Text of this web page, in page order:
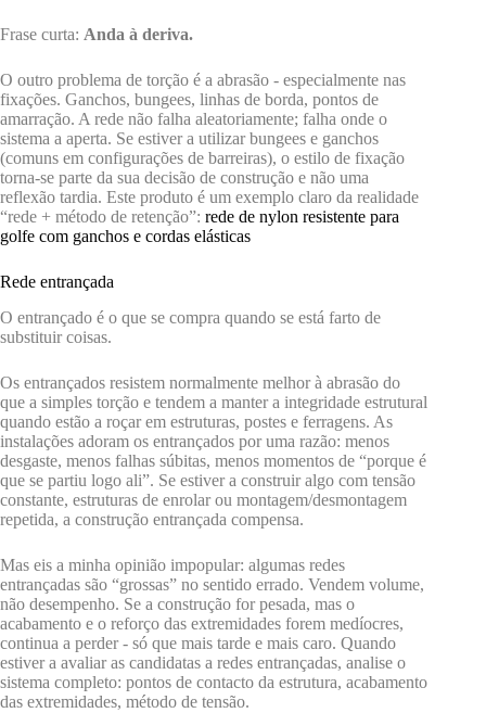
Frase curta: Anda à deriva.
O outro problema de torção é a abrasão - especialmente nas
fixações. Ganchos, bungees, linhas de borda, pontos de
amarração. A rede não falha aleatoriamente; falha onde o
sistema a aperta. Se estiver a utilizar bungees e ganchos
(comuns em configurações de barreiras), o estilo de fixação
torna-se parte da sua decisão de construção e não uma
reflexão tardia. Este produto é um exemplo claro da realidade
“rede + método de retenção”: rede de nylon resistente para
golfe com ganchos e cordas elásticas
Rede entrançada
O entrançado é o que se compra quando se está farto de
substituir coisas.
Os entrançados resistem normalmente melhor à abrasão do
que a simples torção e tendem a manter a integridade estrutural
quando estão a roçar em estruturas, postes e ferragens. As
instalações adoram os entrançados por uma razão: menos
desgaste, menos falhas súbitas, menos momentos de “porque é
que se partiu logo ali”. Se estiver a construir algo com tensão
constante, estruturas de enrolar ou montagem/desmontagem
repetida, a construção entrançada compensa.
Mas eis a minha opinião impopular: algumas redes
entrançadas são “grossas” no sentido errado. Vendem volume,
não desempenho. Se a construção for pesada, mas o
acabamento e o reforço das extremidades forem medíocres,
continua a perder - só que mais tarde e mais caro. Quando
estiver a avaliar as candidatas a redes entrançadas, analise o
sistema completo: pontos de contacto da estrutura, acabamento
das extremidades, método de tensão.